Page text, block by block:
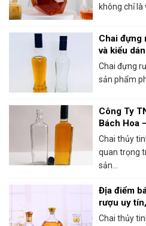
không chỉ là
Chai đựng
và kiểu
Chai đựng
sản phẩm
Công Ty
Bách Hoa
thủy tinh
Chai thủy
quan trọng
sản...
Địa điểm
rượu uy
Chai thủy